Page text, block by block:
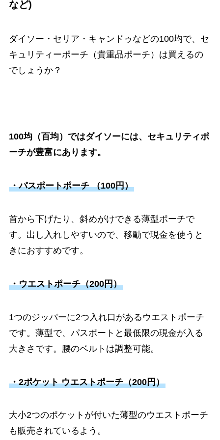
など)
ダイソー・セリア・キャンドゥなどの100均で、セ
キュリティーポーチ（貴重品ポーチ）は買えるの
でしょうか？
100均（百均）ではダイソーには、セキュリティポ
ーチが豊富にあります。
・パスポートポーチ （100円）
首から下げたり、斜めがけできる薄型ポーチで
す。出し入れしやすいので、移動で現金を使うと
きにおすすめです。
・ウエストポーチ（200円）
1つのジッパーに2つ入れ口があるウエストポーチ
です。薄型で、パスポートと最低限の現金が入る
大きさです。腰のベルトは調整可能。
・2ポケット ウエストポーチ（200円）
大小2つのポケットが付いた薄型のウエストポーチ
も販売されているよう。